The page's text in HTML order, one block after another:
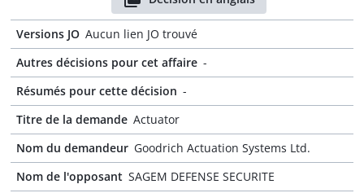
Versions JO Aucun lien JO trouvé
Autres décisions pour cet affaire -
Résumés pour cette décision -
Titre de la demande Actuator
Nom du demandeur Goodrich Actuation Systems Ltd.
Nom de l'opposant SAGEM DEFENSE SECURITE